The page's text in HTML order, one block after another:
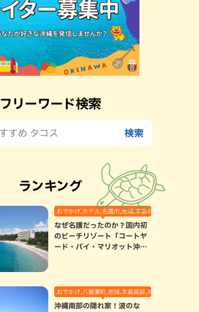
フリーワード検索
ランキング
おでかけ,ホテル,名護市,地域,本島北部
なぜ名護だったのか？国内初
のビーチリゾート「コートヤ
ード・バイ・マリオット沖縄
おでかけ,八重瀬町,地域,本島南部,沖縄の海,自然
沖縄南部の隠れ家！波のな